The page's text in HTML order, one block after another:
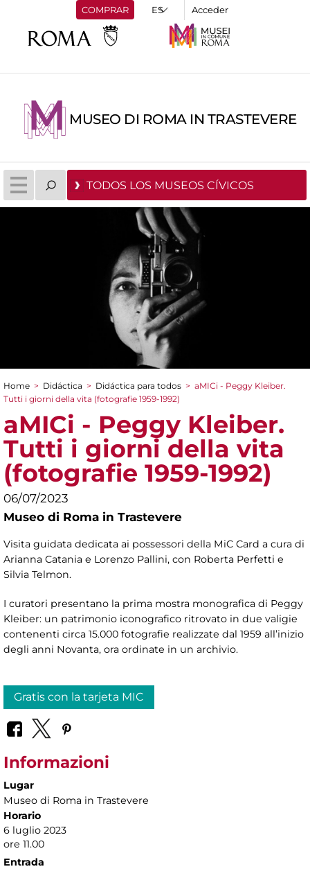
COMPRAR Acceder
MUSEO DI ROMA IN TRASTEVERE
TODOS LOS MUSEOS CÍVICOS
You are here
Home > Didáctica > Didáctica para todos > aMICi - Peggy Kleiber.
Tutti i giorni della vita (fotografie 1959-1992)
aMICi - Peggy Kleiber.
Tutti i giorni della vita
(fotografie 1959-1992)
06/07/2023
Museo di Roma in Trastevere
Visita guidata dedicata ai possessori della MiC Card a cura di
Arianna Catania e Lorenzo Pallini, con Roberta Perfetti e
Silvia Telmon.
I curatori presentano la prima mostra monografica di Peggy
Kleiber: un patrimonio iconografico ritrovato in due valigie
contenenti circa 15.000 fotografie realizzate dal 1959 all’inizio
degli anni Novanta, ora ordinate in un archivio.
Gratis con la tarjeta MIC
Informazioni
Lugar
Museo di Roma in Trastevere
Horario
6 luglio 2023
ore 11.00
Entrada